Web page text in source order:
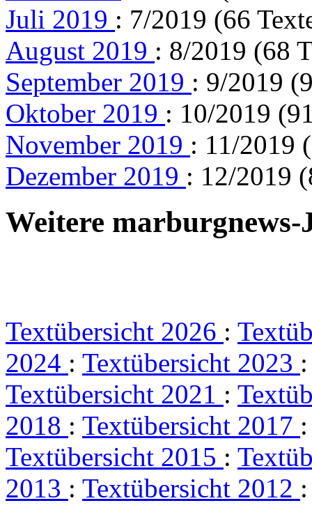
Juli 2019 : 7/2019 (66
August 2019 : 8/2019 (68
September 2019 : 9/2019
Oktober 2019 : 10/2019
November 2019 : 11/2019
Dezember 2019 : 12/2019
Weitere marburgnews-
Textübersicht 2026 :
2024 : Textübersicht 2023
Textübersicht 2021 :
2018 : Textübersicht 2017
Textübersicht 2015 :
2013 : Textübersicht 2012